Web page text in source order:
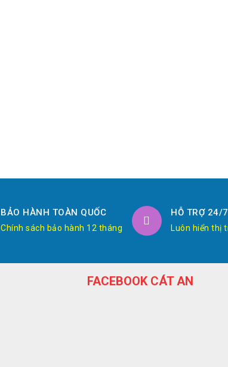
BẢO HÀNH TOÀN QUỐC
Chính sách bảo hành 12 tháng
HỖ TRỢ 24/7
Luôn hiển thị
FACEBOOK CÁT AN